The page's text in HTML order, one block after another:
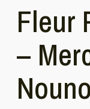
Fleur
–